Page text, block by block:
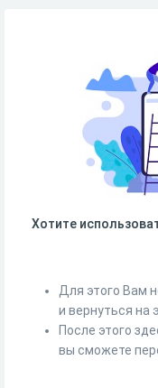
Хотите
Для этого Вам
и вернуться на
После этого
вы сможете